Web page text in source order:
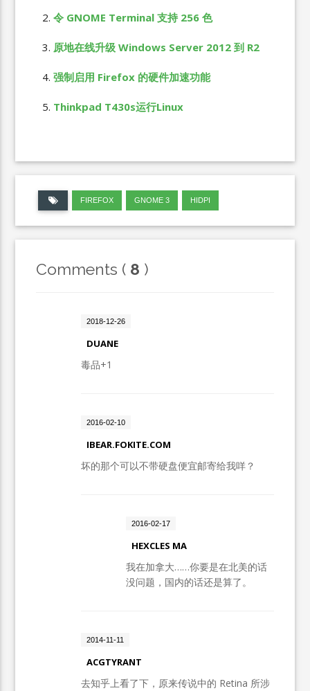
令 GNOME Terminal 支持 256 色
原地在线升级 Windows Server 2012 到 R2
强制启用 Firefox 的硬件加速功能
Thinkpad T430s运行Linux
FIREFOX GNOME 3 HIDPI
Comments ( 8 )
2018-12-26
DUANE
毒品+1
2016-02-10
IBEAR.FOKITE.COM
坏的那个可以不带硬盘便宜邮寄给我咩？
2016-02-17
HEXCLES MA
我在加拿大……你要是在北美的话
没问题，国内的话还是算了。
2014-11-11
ACGTYRANT
去知乎上看了下，原来传说中的 Retina 所涉